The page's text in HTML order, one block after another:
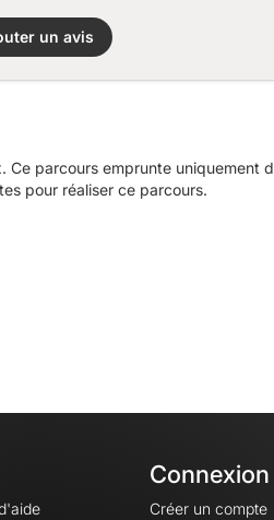
un avis
parcours emprunte uniquement
pour réaliser ce parcours.
Connexion
Créer un compte